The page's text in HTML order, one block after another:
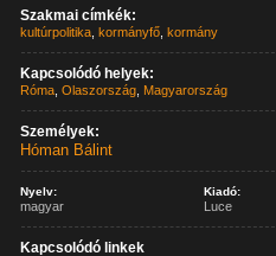
Szakmai címkék:
kultúrpolitika ,kormányfő ,kormány
Kapcsolódó helyek:
Róma ,Olaszország Magyarország
Személyek:
Hóman Bálint
Nyelv:
magyar
Kiadó:
Luce
Kapcsolódó linkek